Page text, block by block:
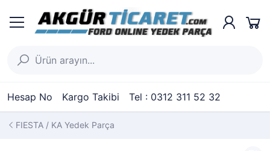
Hesap No Kargo Takibi Tel : 0312 311 52 32
FIESTA / KA Yedek Parça